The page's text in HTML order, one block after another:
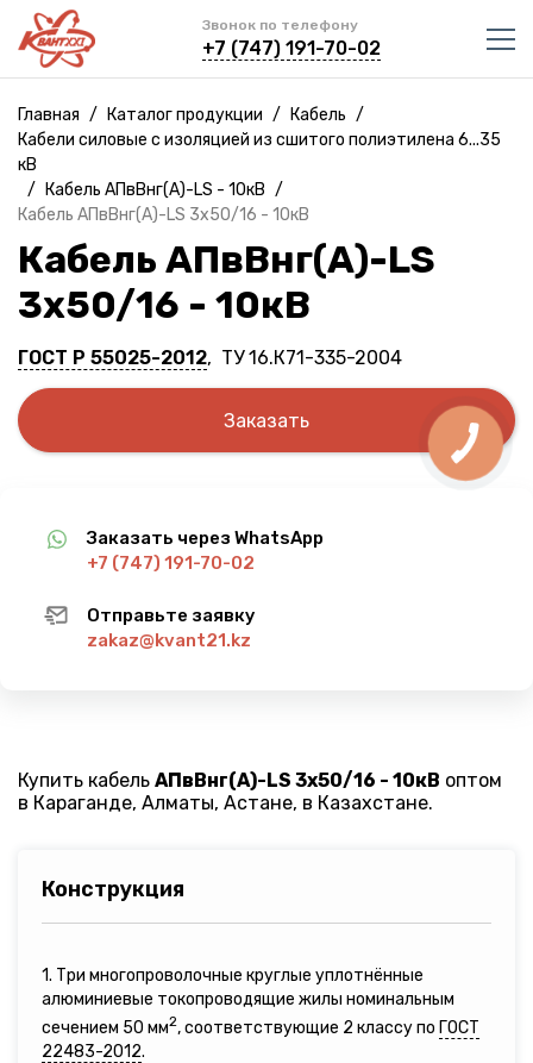
Звонок по телефону
+7 (747) 191-70-02
Главная / Каталог продукции / Кабель /
Кабели силовые с изоляцией из сшитого полиэтилена 6...35
кВ
/
Кабель АПвВнг(A)-LS - 10кВ /
Кабель АПвВнг(A)-LS 3х50/16 - 10кВ
Кабель АПвВнг(A)-LS
3х50/16 - 10кВ
ГОСТ Р 55025-2012, ТУ 16.К71-335-2004
Заказать
Заказать через WhatsApp
+7 (747) 191-70-02
Отправьте заявку
zakaz@kvant21.kz
Купить кабель АПвВнг(A)-LS 3х50/16 - 10кВ оптом
в Караганде, Алматы, Астане, в Казахстане.
Конструкция
1. Три многопроволочные круглые уплотнённые
алюминиевые токопроводящие жилы номинальным
сечением 50 мм2, соответствующие 2 классу по ГОСТ
22483-2012.